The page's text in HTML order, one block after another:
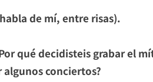
de mí, entre risas).
qué decidisteis grabar el
conciertos?